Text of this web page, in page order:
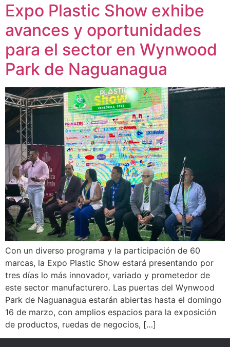
Expo Plastic Show exhibe
avances y oportunidades
para el sector en Wynwood
Park de Naguanagua
Con un diverso programa y la participación de 60
marcas, la Expo Plastic Show estará presentando por
tres días lo más innovador, variado y prometedor de
este sector manufacturero. Las puertas del Wynwood
Park de Naguanagua estarán abiertas hasta el domingo
16 de marzo, con amplios espacios para la exposición
de productos, ruedas de negocios, […]